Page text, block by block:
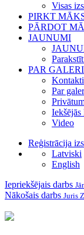
Visas
PIRKT
PĀRDOT
JAUNUMI
PAR
Kontakti
Par
Video
Reģistrācija
Latviski
English
Iepriekšējais darbs
Nākošais darbs Juris